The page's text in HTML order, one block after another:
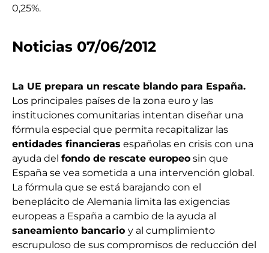
0,25%.
Noticias 07/06/2012
La UE prepara un rescate blando para España.
Los principales países de la zona euro y las
instituciones comunitarias intentan diseñar una
fórmula especial que permita recapitalizar las
entidades financieras españolas en crisis con una
ayuda del fondo de rescate europeo sin que
España se vea sometida a una intervención global.
La fórmula que se está barajando con el
beneplácito de Alemania limita las exigencias
europeas a España a cambio de la ayuda al
saneamiento bancario y al cumplimiento
escrupuloso de sus compromisos de reducción del